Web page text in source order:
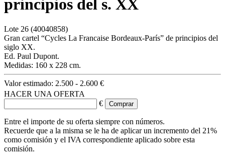
principios del s. XX
Lote 26 (40040858)
Gran cartel “Cycles La Francaise Bordeaux-París” de principios del
siglo XX.
Ed. Paul Dupont.
Medidas: 160 x 228 cm.
Valor estimado: 2.500 - 2.600 €
HACER UNA OFERTA
€
Entre el importe de su oferta siempre con números.
Recuerde que a la misma se le ha de aplicar un incremento del 21%
como comisión y el IVA correspondiente aplicado sobre esta
comisión.